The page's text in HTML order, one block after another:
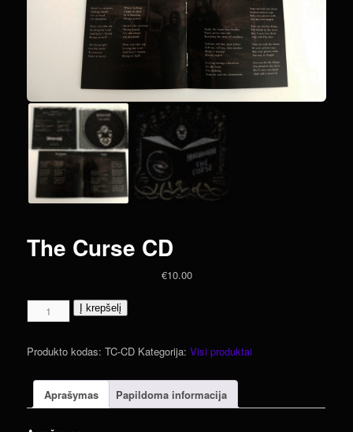
The Curse CD
€10.00
produkto
kiekis:
Curse
Į krepšelį
Produkto kodas:TC-CD Kategorija:Visi produktai
Aprašymas Papildoma informacija